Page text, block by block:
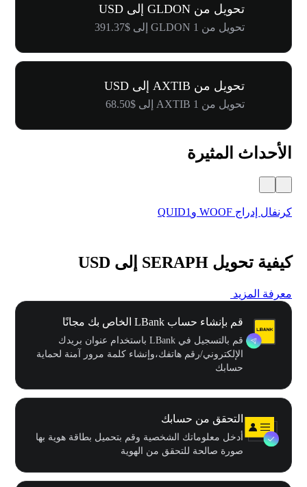
تحويل من GLDON إلى USD
تحويل من 1 GLDON إلى $391.37
تحويل من AXTIB إلى USD
تحويل من 1 AXTIB إلى $68.50
الأحداث المثيرة
كرنفال إدراج WOOF وQUID1
كيفية تحويل SERAPH إلى USD
معرفة المزيد
قم بإنشاء حساب LBank الخاص بك مجانًا
قم بالتسجيل في LBank باستخدام عنوان بريدك
الإلكتروني/رقم هاتفك،وإنشاء كلمة مرور آمنة لحماية
حسابك
التحقق من حسابك
أدخل معلوماتك الشخصية وقم بتحميل بطاقة هوية بها
صورة صالحة للتحقق من الهوية